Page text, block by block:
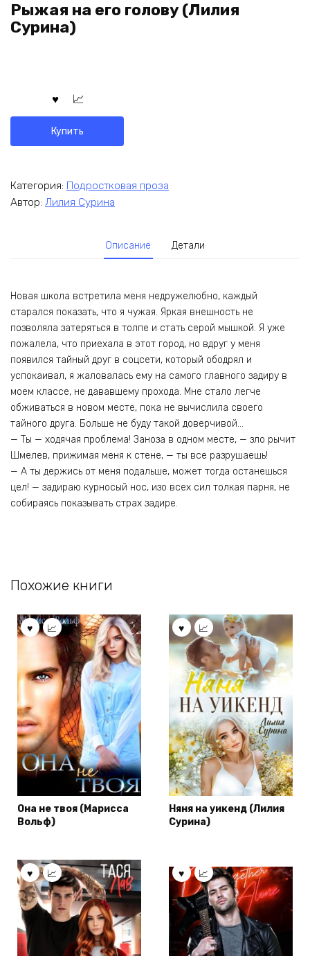
Рыжая на его голову (Лилия
Сурина)
Купить
Категория: Подростковая проза
Автор: Лилия Сурина
Описание Детали
Новая школа встретила меня недружелюбно, каждый
старался показать, что я чужая. Яркая внешность не
позволяла затеряться в толпе и стать серой мышкой. Я уже
пожалела, что приехала в этот город, но вдруг у меня
появился тайный друг в соцсети, который ободрял и
успокаивал, я жаловалась ему на самого главного задиру в
моем классе, не дававшему прохода. Мне стало легче
обживаться в новом месте, пока не вычислила своего
тайного друга. Больше не буду такой доверчивой…
— Ты — ходячая проблема! Заноза в одном месте, — зло рычит
Шмелев, прижимая меня к стене, — ты все разрушаешь!
— А ты держись от меня подальше, может тогда останешься
цел! — задираю курносый нос, изо всех сил толкая парня, не
собираясь показывать страх задире.
Похожие книги
Она не твоя (Марисса
Вольф)
Няня на уикенд (Лилия
Сурина)